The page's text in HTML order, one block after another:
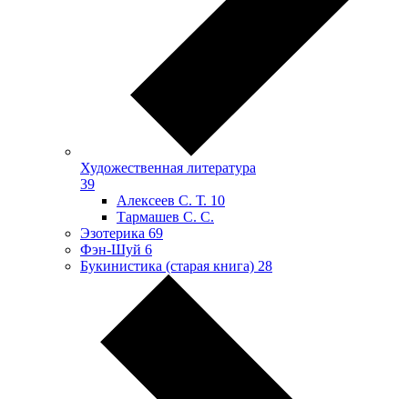
Художественная литература
39
Алексеев С. Т. 10
Тармашев С. С.
Эзотерика 69
Фэн-Шуй 6
Букинистика (старая книга) 28